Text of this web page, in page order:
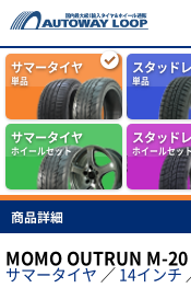
サマータイヤ
単品
スタッド
単品
サマータイヤ
ホイールセット
スタッド
ホイールセッ
商品詳細
MOMO OUTRUN M-
サマータイヤ ／ 14インチ